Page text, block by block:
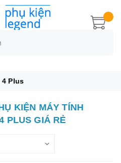
4 Plus
KIỆN MÁY TÍNH
PLUS GIÁ RẺ